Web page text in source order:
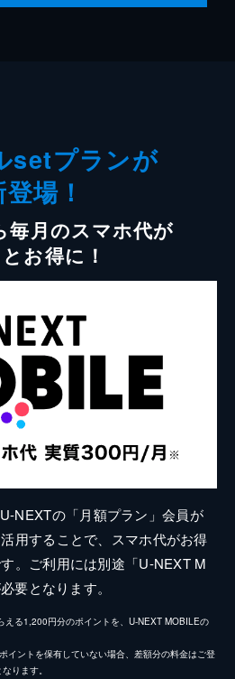
setプランが
場！
毎月のスマホ代が
お得に！
NEXTの「月額プラン」会員が
用することで、スマホ代がお得
。ご利用には別途「U-NEXT M
要となります。
える1,200円分のポイントを、U-NEXT MOBILEの
イントを保有していない場合、差額分の料金はご登
ります。